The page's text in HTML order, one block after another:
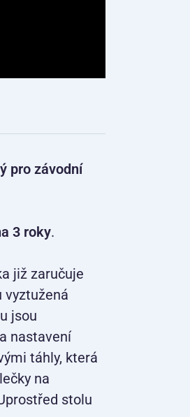
pro závodní
3 roky.
již zaručuje
vyztužená
jsou
nastavení
táhly, která
na
stolu